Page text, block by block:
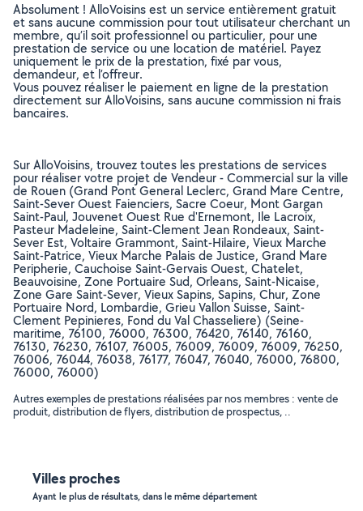
Absolument ! AlloVoisins est un service entièrement gratuit
et sans aucune commission pour tout utilisateur cherchant un
membre, qu’il soit professionnel ou particulier, pour une
prestation de service ou une location de matériel. Payez
uniquement le prix de la prestation, fixé par vous,
demandeur, et l’offreur.
Vous pouvez réaliser le paiement en ligne de la prestation
directement sur AlloVoisins, sans aucune commission ni frais
bancaires.
Sur AlloVoisins, trouvez toutes les prestations de services
pour réaliser votre projet de Vendeur - Commercial sur la ville
de Rouen (Grand Pont General Leclerc, Grand Mare Centre,
Saint-Sever Ouest Faienciers, Sacre Coeur, Mont Gargan
Saint-Paul, Jouvenet Ouest Rue d'Ernemont, Ile Lacroix,
Pasteur Madeleine, Saint-Clement Jean Rondeaux, Saint-
Sever Est, Voltaire Grammont, Saint-Hilaire, Vieux Marche
Saint-Patrice, Vieux Marche Palais de Justice, Grand Mare
Peripherie, Cauchoise Saint-Gervais Ouest, Chatelet,
Beauvoisine, Zone Portuaire Sud, Orleans, Saint-Nicaise,
Zone Gare Saint-Sever, Vieux Sapins, Sapins, Chur, Zone
Portuaire Nord, Lombardie, Grieu Vallon Suisse, Saint-
Clement Pepinieres, Fond du Val Chasseliere) (Seine-
maritime, 76100, 76000, 76300, 76420, 76140, 76160,
76130, 76230, 76107, 76005, 76009, 76009, 76009, 76250,
76006, 76044, 76038, 76177, 76047, 76040, 76000, 76800,
76000, 76000)
Autres exemples de prestations réalisées par nos membres : vente de
produit, distribution de flyers, distribution de prospectus, ..
Villes proches
Ayant le plus de résultats, dans le même département